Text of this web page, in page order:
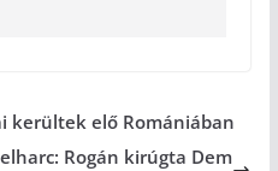
kerültek elő Romániában
Rogán kirúgta Dem